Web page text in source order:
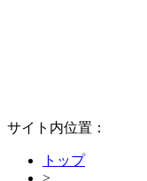
サイト内位置：
トップ
>